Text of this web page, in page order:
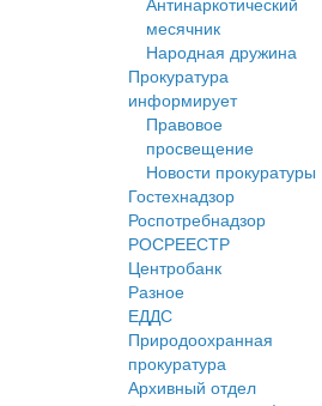
месячник
Народная дружина
Прокуратура
информирует
Правовое
просвещение
Новости прокуратуры
Гостехнадзор
Роспотребнадзор
РОСРЕЕСТР
Центробанк
Разное
ЕДДС
Природоохранная
прокуратура
Архивный отдел